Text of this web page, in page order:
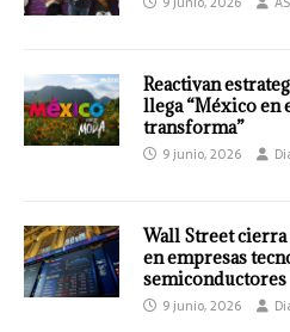
Reactivan
llega “México en
transforma”
9 junio, 2026
Wall Street cierra
en empresas
semiconductores
9 junio, 2026